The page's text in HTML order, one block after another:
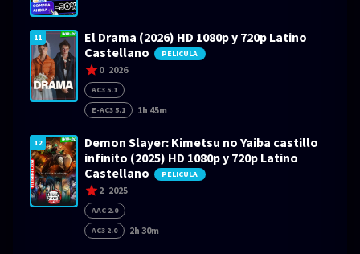
11
El Drama (2026) HD 1080p y 720p Latino
Castellano
PELICULA
0 2026
AC3 5.1
E-AC3 5.1
1h 45m
12
Demon Slayer: Kimetsu no Yaiba castillo
infinito (2025) HD 1080p y 720p Latino
Castellano
PELICULA
2 2025
AAC 2.0
AC3 2.0
2h 30m